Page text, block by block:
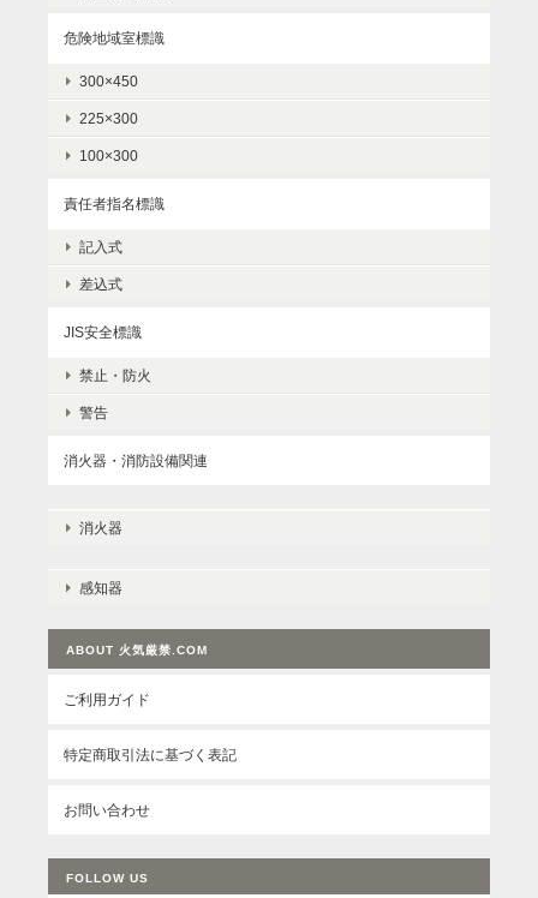
危険地域室標識
300×450
225×300
100×300
責任者指名標識
記入式
差込式
JIS安全標識
禁止・防火
警告
消火器・消防設備関連
消火器
感知器
ABOUT 火気厳禁.COM
ご利用ガイド
特定商取引法に基づく表記
お問い合わせ
FOLLOW US